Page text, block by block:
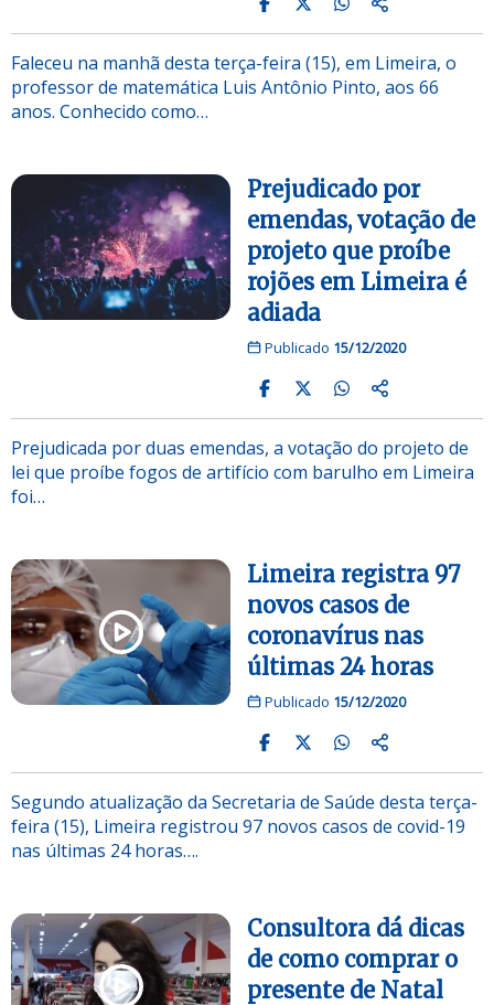
Faleceu na manhã desta terça-feira (15), em Limeira, o
professor de matemática Luis Antônio Pinto, aos 66
anos. Conhecido como…
Prejudicado por
emendas, votação de
projeto que proíbe
rojões em Limeira é
adiada
Publicado 15/12/2020
Prejudicada por duas emendas, a votação do projeto de
lei que proíbe fogos de artifício com barulho em Limeira
foi…
Limeira registra 97
novos casos de
coronavírus nas
últimas 24 horas
Publicado 15/12/2020
Segundo atualização da Secretaria de Saúde desta terça-
feira (15), Limeira registrou 97 novos casos de covid-19
nas últimas 24 horas….
Consultora dá dicas
de como comprar o
presente de Natal